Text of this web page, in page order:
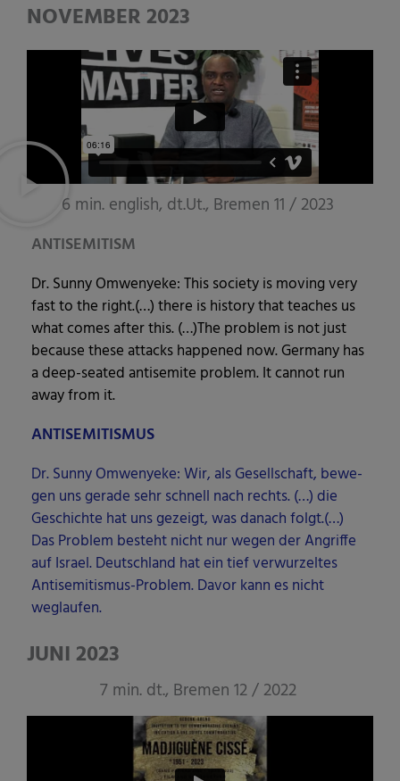
NOVEMBER 2023
6 min. english, dt.Ut., Bremen 11 / 2023
ANTISEMITISM
Dr. Sun­ny Omwe­ny­e­ke: This socie­ty is moving very
fast to the right.(…) the­re is histo­ry that tea­ches us
what comes after this. (…)The pro­blem is not just
becau­se the­se attacks hap­pen­ed now. Ger­ma­ny has
a deep-sea­ted anti­se­mi­te pro­blem. It can­not run
away from it.
ANTISEMITISMUS
Dr. Sun­ny Omwe­ny­e­ke: Wir, als Gesell­schaft, bewe­
gen uns gera­de sehr schnell nach rechts. (…) die
Geschich­te hat uns gezeigt, was danach folgt.(…)
Das Pro­blem besteht nicht nur wegen der Angrif­fe
auf Isra­el. Deutsch­land hat ein tief ver­wur­zel­tes
Anti­se­mi­tis­mus-Pro­blem. Davor kann es nicht
weglaufen.
JUNI 2023
7 min. dt., Bremen 12 / 2022